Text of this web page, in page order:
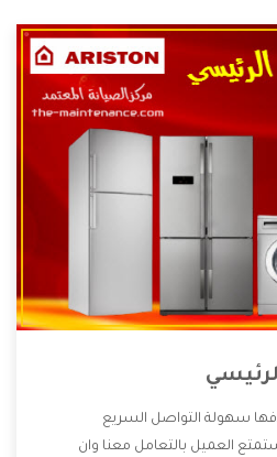
سهولة التواصل السريع
العميل بالتعامل معنا وان